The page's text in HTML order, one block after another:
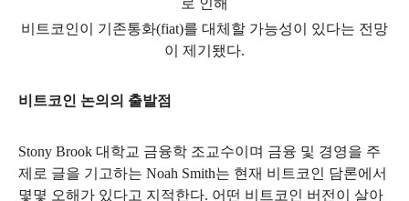
비트코인이 기존통화(fiat)를 대체할 가능성이 있다는 전망
이 제기됐다.
비트코인 논의의 출발점
Stony Brook 대학교 금융학 조교수이며 금융 및 경영을 주
제로 글을 기고하는 Noah Smith는 현재 비트코인 담론에서
몇몇 오해가 있다고 지적한다. 어떤 비트코인 버전이 살아